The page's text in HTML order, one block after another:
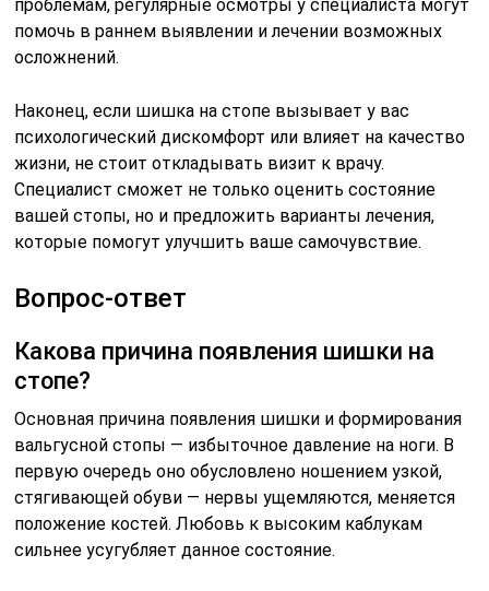
проблемам, регулярные осмотры у специалиста могут
помочь в раннем выявлении и лечении возможных
осложнений.
Наконец, если шишка на стопе вызывает у вас
психологический дискомфорт или влияет на качество
жизни, не стоит откладывать визит к врачу.
Специалист сможет не только оценить состояние
вашей стопы, но и предложить варианты лечения,
которые помогут улучшить ваше самочувствие.
Вопрос-ответ
Какова причина появления шишки на
стопе?
Основная причина появления шишки и формирования
вальгусной стопы — избыточное давление на ноги. В
первую очередь оно обусловлено ношением узкой,
стягивающей обуви — нервы ущемляются, меняется
положение костей. Любовь к высоким каблукам
сильнее усугубляет данное состояние.